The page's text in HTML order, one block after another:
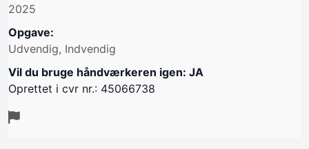
2025
Opgave:
Udvendig, Indvendig
Vil du bruge håndværkeren igen: JA
Oprettet i cvr nr.: 45066738